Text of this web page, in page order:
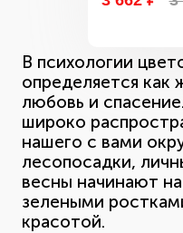
В психологии
определяется как
любовь и
широко
нашего с вами
лесопосадки,
весны начинают
зелеными
красотой.